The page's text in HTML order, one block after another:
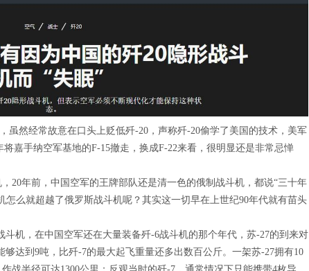
虽然经常故意在口头上贬低歼-20，声称歼-20偷学了美国的技术，美军
嘉手纳空军基地的F-15撤走，换成F-22来看，很明显还是非常忌惮
20年前，中国空军的王牌部队还是清一色的俄制战斗机，都说“三十年
怎么就超越了俄罗斯战斗机呢？其实这一切早在上世纪90年代就有苗头
斗机，在中国空军还在大量装备歼-6战斗机的那个年代，苏-27的到来对
达到9吨，比歼-7的最大起飞重量还多出数百公斤。一架苏-27拥有10